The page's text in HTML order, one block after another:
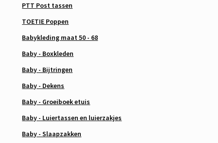
PTT Post tassen
TOETIE Poppen
Babykleding maat 50 - 68
Baby - Boxkleden
Baby - Bijtringen
Baby - Dekens
Baby - Groeiboek etuis
Baby - Luiertassen en luierzakjes
Baby - Slaapzakken